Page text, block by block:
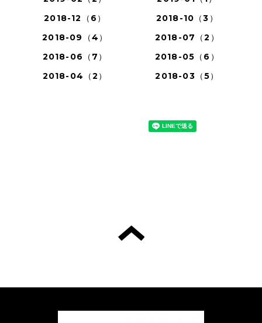
2018-12（6）
2018-10（3）
2018-09（4）
2018-07（2）
2018-06（7）
2018-05（6）
2018-04（2）
2018-03（5）